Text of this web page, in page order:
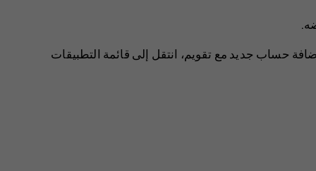
حساب جديد مع تقويم، انتقل إلى ‏قائمة التطبيقات